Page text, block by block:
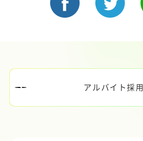
アルバイト採用